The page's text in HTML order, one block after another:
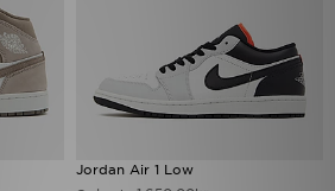
Jordan Air 1 Low